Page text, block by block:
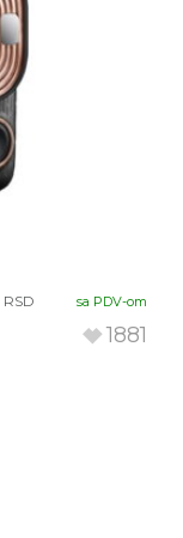
RSD sa PDV-om
1881